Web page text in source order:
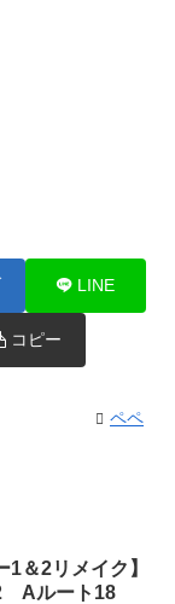
LINE
コピー
ペペ
1＆2リメイク】
Aルート18